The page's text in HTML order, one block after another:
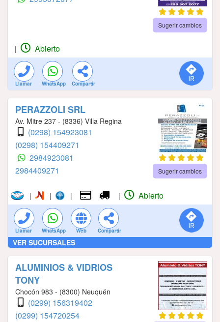
Sugerir cambios
| Abierto
Llamar WhatsApp Compartir
PERAZZOLI SRL
Av. Mitre 237 - (8336) Villa Regina
(0298) 154923081
(0298) 154409271
2984923081
2984409271
Sugerir cambios
| | | | Abierto
Llamar WhatsApp Web Compartir
VER SUCURSALES
ALUMINIOS & VIDRIOS
TONY
Chocón 983 - (8300) Neuquén
(0299) 156319402
(0299) 154720254